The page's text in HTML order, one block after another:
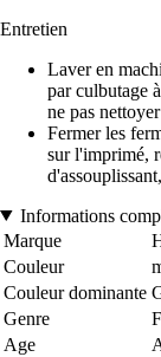
Entretien
Laver en
par culbutage
ne pas
Fermer les
sur l'imprimé,
Informations
Marque
Couleur
Couleur dominante
Genre
Age